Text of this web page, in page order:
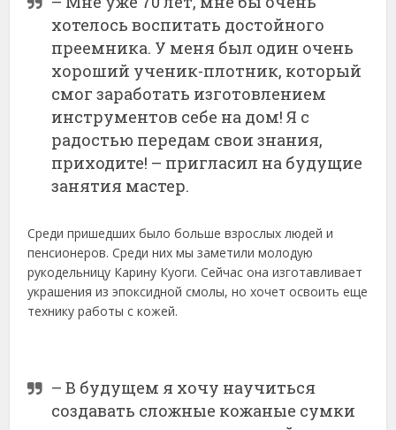
хотелось воспитать достойного
преемника. У меня был один очень
хороший ученик-плотник, который
смог заработать изготовлением
инструментов себе на дом! Я с
радостью передам свои знания,
приходите! – пригласил на будущие
занятия мастер.
Среди пришедших было больше взрослых людей и
пенсионеров. Среди них мы заметили молодую
рукодельницу Карину Куоги. Сейчас она изготавливает
украшения из эпоксидной смолы, но хочет освоить еще
технику работы с кожей.
– В будущем я хочу научиться
создавать сложные кожаные сумки